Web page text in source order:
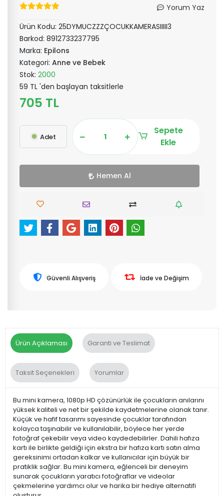
Yorum Yaz
Ürün Kodu: 25DYMUCZZZÇOCUKKAMERASIIIII3
Barkod: 8912733237795
Marka: Epilons
Kategori: Anne ve Bebek
Stok: 2000
59 TL 'den başlayan taksitlerle
705 TL
Adet
Sepete
Ekle
Hemen Al
Güvenli Alışveriş İade ve Değişim
Ürün Açıklaması Garanti ve Teslimat
Taksit Seçenekleri Yorumlar
Bu mini kamera, 1080p HD çözünürlük ile çocukların anılarını
yüksek kaliteli ve net bir şekilde kaydetmelerine olanak tanır.
Küçük ve hafif tasarımı sayesinde çocuklar tarafından
kolayca taşınabilir ve kullanılabilir, böylece her yerde
fotoğraf çekebilir veya video kaydedebilirler. Dahili hafıza
kartı ile birlikte geldiği için ekstra bir hafıza kartı satın alma
gereksinimi ortadan kalkar ve kullanıcılar için büyük bir
pratiklik sağlar. Bu mini kamera, eğlenceli bir deneyim
sunarak çocukların yaratıcı fotoğraflar ve videolar
çekmelerine yardımcı olur ve harika bir hediye alternatifi